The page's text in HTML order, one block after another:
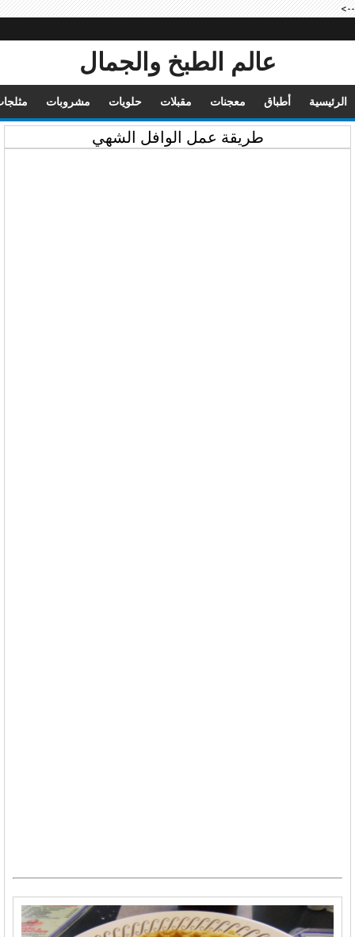
-->
عالم الطبخ والجمال
الرئيسية أطباق معجنات مقبلات حلويات مشروبات
طريقة عمل الوافل الشهي